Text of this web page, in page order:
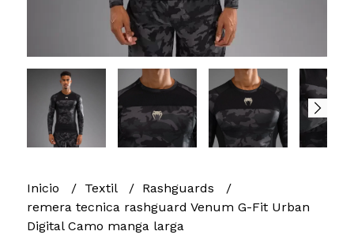
Inicio Textil
Rashguards
remera tecnica rashguard Venum G-Fit Urban
Digital Camo manga larga